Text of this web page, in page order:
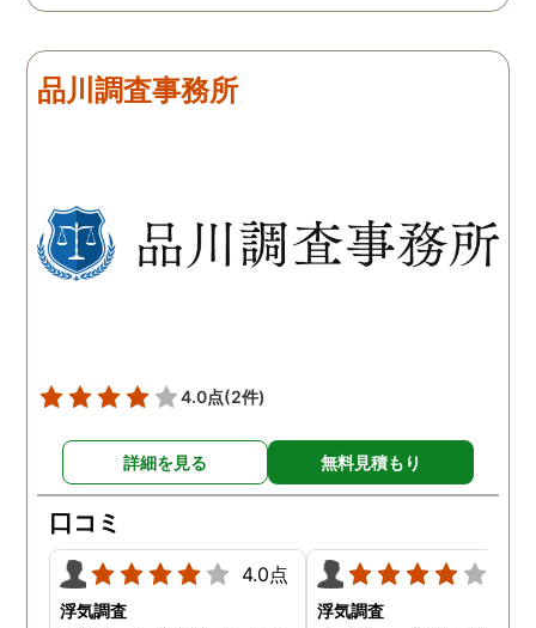
私の想像通り女と頻繁に会
た。さらに探偵が入手した
証拠から二人が肉体関係を
私が夫を疑うだけでは夫の
不倫の実態を知ることがで
きませんでしたので、真相
日は簡単に決めることが
果、妻が男友達と食事だ
した。想像以上に妻の浮
の状態が酷かったので、
然としてしまいました。
品川調査事務所
4.0点(2件)
詳細を見る 無料見積もり
口コミ
4.0点
浮気調査 浮気調査